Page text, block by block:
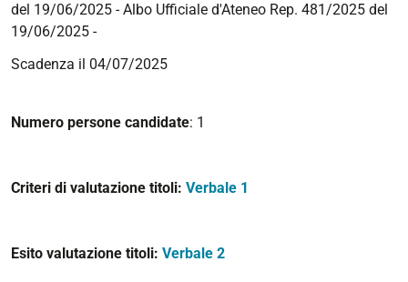
del 19/06/2025 - Albo Ufficiale d'Ateneo Rep. 481/2025 del
19/06/2025 -
Scadenza il 04/07/2025
Numero persone candidate: 1
Criteri di valutazione titoli: Verbale 1
Esito valutazione titoli: Verbale 2